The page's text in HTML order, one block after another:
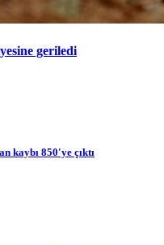
geriledi
kaybı 850'ye çıktı